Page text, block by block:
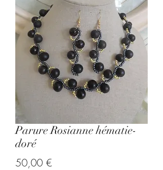
Parure Rosianne hématie-
doré
50,00 €Prezzo